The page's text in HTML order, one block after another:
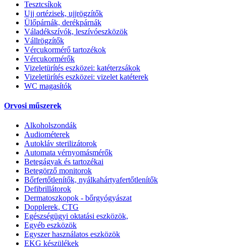
Tesztcsíkok
Ujj ortézisek, ujjrögzítők
Ülőpárnák, derékpárnák
Váladékszívók, leszívóeszközök
Vállrögzítők
Vércukormérő tartozékok
Vércukormérők
Vizeletürítés eszközei: katéterzsákok
Vizeletürítés eszközei: vizelet katéterek
WC magasítók
Orvosi műszerek
Alkoholszondák
Audiométerek
Autokláv sterilizátorok
Automata vérnyomásmérők
Betegágyak és tartozékai
Betegörző monitorok
Bőrfertőtlenítők, nyálkahártyafertőtlenítők
Defibrillátorok
Dermatoszkopok - bőrgyógyászat
Dopplerek, CTG
Egészségügyi oktatási eszközök,
Egyéb eszközök
Egyszer használatos eszközök
EKG készülékek